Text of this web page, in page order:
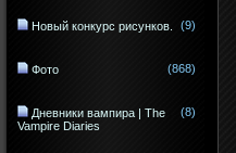
Новый конкурс рисунков. (9)
Фото (868)
Дневники вампира | The
Vampire Diaries
(8)